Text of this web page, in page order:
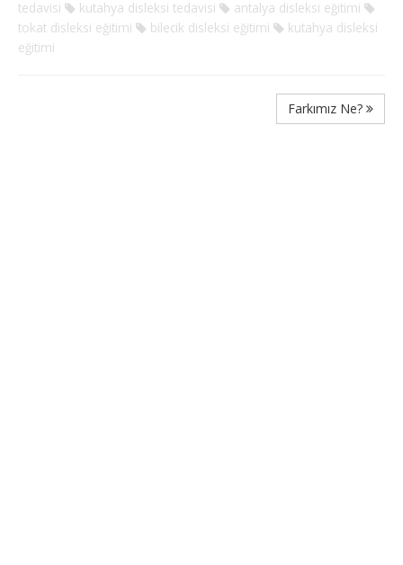
tedavisi kutahya disleksi tedavisi
antalya disleksi eğitimi
tokat disleksi eğitimi
bilecik disleksi eğitimi
kutahya disleksi
eğitimi
Farkımız Ne?